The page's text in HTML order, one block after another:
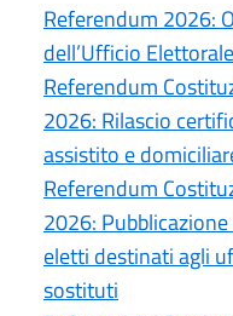
Referendum 2026:
dell’Ufficio Elettorale
Referendum
2026: Rilascio
assistito e
Referendum
2026:
eletti destinati agli
sostituti